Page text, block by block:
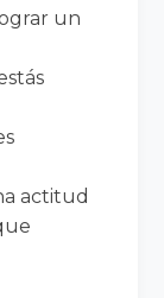
un
actitud